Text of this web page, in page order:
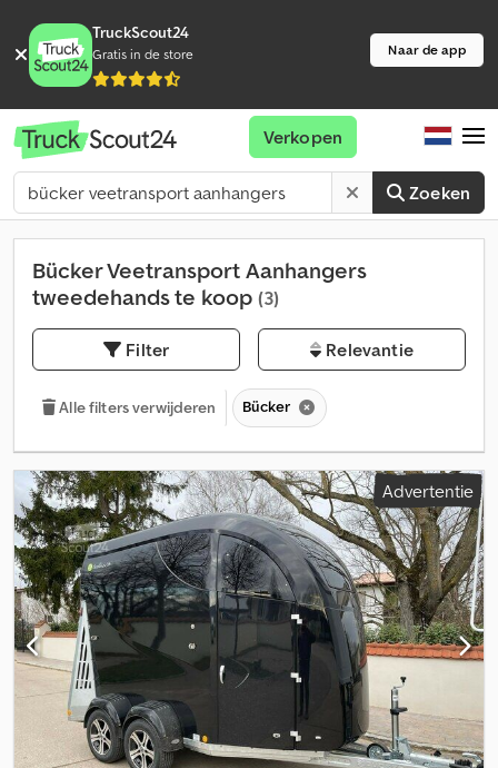
TruckScout24
Gratis in de store Naar de app
Zoeken
Verkopen
Bücker Veetransport Aanhangers
tweedehands te koop (3)
Filter Relevantie
Alle filters verwijderen Bücker
Advertentie